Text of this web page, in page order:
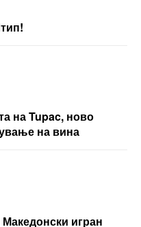
на Tupac, ново
на вина
игран